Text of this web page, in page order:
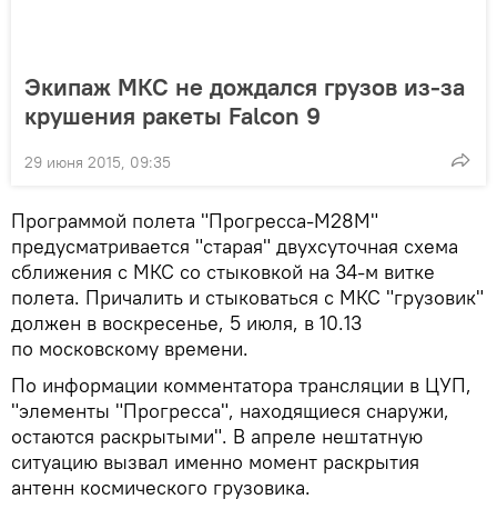
Экипаж МКС не дождался грузов из-за
крушения ракеты Falcon 9
29 июня 2015, 09:35
Программой полета "Прогресса-М28М"
предусматривается "старая" двухсуточная схема
сближения с МКС со стыковкой на 34-м витке
полета. Причалить и стыковаться с МКС "грузовик"
должен в воскресенье, 5 июля, в 10.13
по московскому времени.
По информации комментатора трансляции в ЦУП,
"элементы "Прогресса", находящиеся снаружи,
остаются раскрытыми". В апреле нештатную
ситуацию вызвал именно момент раскрытия
антенн космического грузовика.